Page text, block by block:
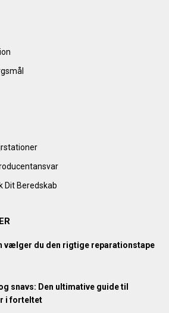
Dit Beredskab
vælger du den rigtige reparationstape
snavs: Den ultimative guide til
i forteltet